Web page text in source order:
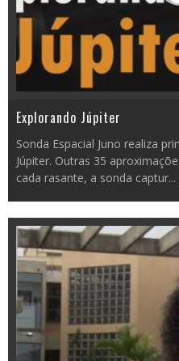
Explorando Júpiter
Sonda Espacial Juno realiza
Júpiter. Outras 35
cada rasante, a sonda captur...